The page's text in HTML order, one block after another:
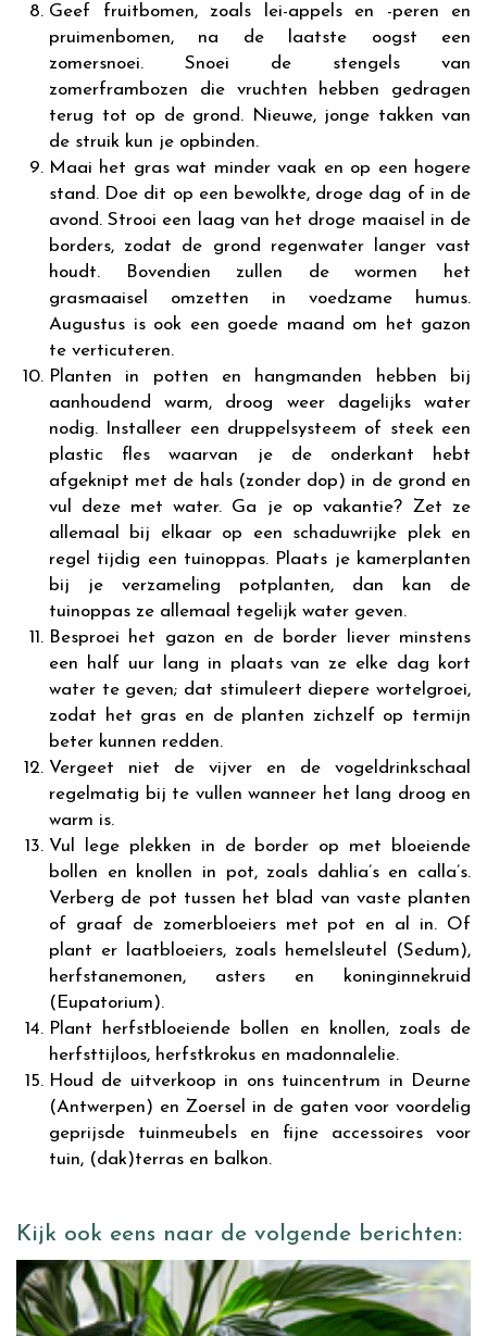
Geef fruitbomen, zoals lei-appels en -peren en
pruimenbomen, na de laatste oogst een
zomersnoei. Snoei de stengels van
zomerframbozen die vruchten hebben gedragen
terug tot op de grond. Nieuwe, jonge takken van
de struik kun je opbinden.
Maai het gras wat minder vaak en op een hogere
stand. Doe dit op een bewolkte, droge dag of in de
avond. Strooi een laag van het droge maaisel in de
borders, zodat de grond regenwater langer vast
houdt. Bovendien zullen de wormen het
grasmaaisel omzetten in voedzame humus.
Augustus is ook een goede maand om het gazon
te verticuteren.
Planten in potten en hangmanden hebben bij
aanhoudend warm, droog weer dagelijks water
nodig. Installeer een druppelsysteem of steek een
plastic fles waarvan je de onderkant hebt
afgeknipt met de hals (zonder dop) in de grond en
vul deze met water. Ga je op vakantie? Zet ze
allemaal bij elkaar op een schaduwrijke plek en
regel tijdig een tuinoppas. Plaats je kamerplanten
bij je verzameling potplanten, dan kan de
tuinoppas ze allemaal tegelijk water geven.
Besproei het gazon en de border liever minstens
een half uur lang in plaats van ze elke dag kort
water te geven; dat stimuleert diepere wortelgroei,
zodat het gras en de planten zichzelf op termijn
beter kunnen redden.
Vergeet niet de vijver en de vogeldrinkschaal
regelmatig bij te vullen wanneer het lang droog en
warm is.
Vul lege plekken in de border op met bloeiende
bollen en knollen in pot, zoals dahlia’s en calla’s.
Verberg de pot tussen het blad van vaste planten
of graaf de zomerbloeiers met pot en al in. Of
plant er laatbloeiers, zoals hemelsleutel (Sedum),
herfstanemonen, asters en koninginnekruid
(Eupatorium).
Plant herfstbloeiende bollen en knollen, zoals de
herfsttijloos, herfstkrokus en madonnalelie.
Houd de uitverkoop in ons tuincentrum in Deurne
(Antwerpen) en Zoersel in de gaten voor voordelig
geprijsde tuinmeubels en fijne accessoires voor
tuin, (dak)terras en balkon.
Kijk ook eens naar de volgende berichten: